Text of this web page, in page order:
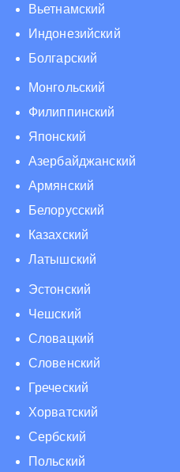
Вьетнамский
Индонезийский
Болгарский
Монгольский
Филиппинский
Японский
Азербайджанский
Армянский
Белорусский
Казахский
Латышский
Эстонский
Чешский
Словацкий
Словенский
Греческий
Хорватский
Сербский
Польский